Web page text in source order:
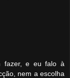
fazer, e eu falo à
nem a escolha